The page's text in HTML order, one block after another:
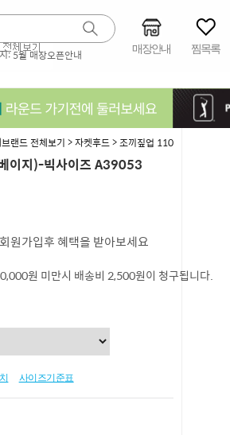
:5월 매장오픈안내 매장안내 찜목록
랜드 전체보기 >자켓후드>조끼짚업 110
이지)-빅사이즈 A39053
원가입후 혜택을 받아보세요
원 미만시 배송비 2,500원이 청구됩니다.
사이즈기준표